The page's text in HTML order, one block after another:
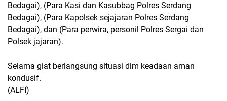
Bedagai), (Para Kasi dan Kasubbag Polres Serdang
Bedagai), (Para Kapolsek sejajaran Polres Serdang
Bedagai), dan (Para perwira, personil Polres Sergai dan
Polsek jajaran).
Selama giat berlangsung situasi dlm keadaan aman
kondusif.
(ALFI)